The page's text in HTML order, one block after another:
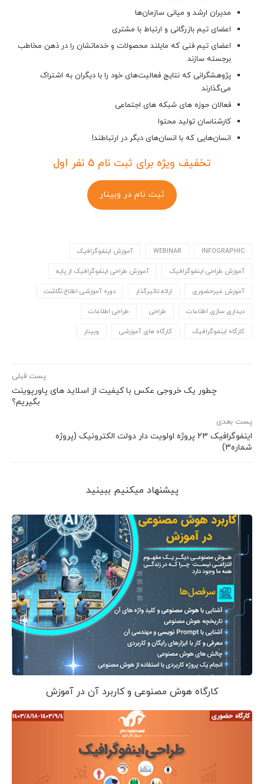
مدیران ارشد و میانی سازمان‌ها
اعضای تیم بازرگانی و ارتباط با مشتری
اعضای تیم فنی که مایلند محصولات و خدماتشان را در ذهن مخاطب
برجسته سازند
پژوهشگرانی که نتایج فعالیت‌های خود را با دیگران به اشتراک
می‌گذارند
فعالان حوزه های شبکه های اجتماعی
کارشناسان تولید محتوا
انسان‌هایی که با انسان‌های دیگر در ارتباطند!
تخفیف ویژه برای ثبت نام 5 نفر اول
ثبت نام در وبینار
INFOGRAPHIC
WEBINAR آموزش اینفوگرافیک
آموزش طراحی اینفوگرافیک آموزش طراحی اینفوگرافیک از پایه
آموزش غیرحضوری ارائه تاثیرگذار دوره آموزشی اطلاع نگاشت
دیداری سازی اطلاعات طراحی طراحی اطلاعات
کارگاه اینفوگرافیک کارگاه های آموزشی وبینار
پست قبلی
چطور یک خروجی عکس با کیفیت از اسلاید های پاورپوینت
بگیریم؟
پست بعدی
اینفوگرافیک 23 پروژه اولویت دار دولت الکترونیک (پروژه
شماره3)
پیشنهاد می‎کنیم ببینید
کارگاه هوش مصنوعی و کاربرد آن در آموزش